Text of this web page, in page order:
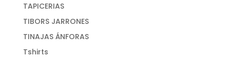
TAPICERIAS
TIBORS JARRONES
TINAJAS ÁNFORAS
Tshirts